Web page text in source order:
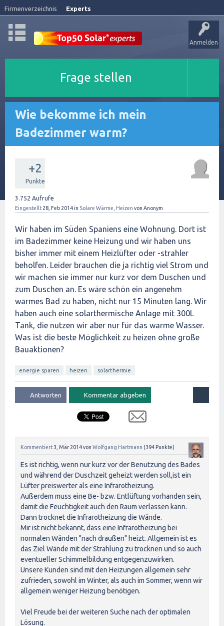
Firmenverzeichnis Experts
Anmelden
Frage stellen
Wie bekomme ich mein
Badezimmer warm?
+2
Punkte
3.752 Aufrufe
Eingestellt 28, Feb 2014in Solare Wärme, Heizen von Anonym
Wir haben im Süden Spaniens eine Wohnung. Dort ist
im Badezimmer keine Heizung und wir haben uns
bisher immer mit einem Heizlüfter oder -strahler
beholfen. Leider brauchen die ja richtig viel Strom und
wir machen sie immer nur kurz vor dem Duschen und
zum Duschen an. Es wäre schön ein angenehm
warmes Bad zu haben, nicht nur 15 Minuten lang. Wir
haben auch eine solarthermische Anlage mit 300L
Tank, die nutzen wir aber nur für das warme Wasser.
Was ist die beste Möglichkeit zu heizen ohne große
Bauaktionen?
energie sparen heizen solarthermie
Kommentiert 3, Mär 2014von Wolfgang Hartmann (394 Punkte)
Es ist richtig, wenn nur kurz vor der Benutzung des Bades
und während der Duschzeit geheizt werden soll,ist ein
Lüfter preiswerter als eine Infrarotheizung.
Außerdem muss eine Be- bzw. Entlüftung vorhanden sein,
damit die Feuchtigkeit auch den Raum verlassen kann.
Dann trocknet die Infrarotheizung die Wände.
Mir ist nicht bekannt, dass eine Infrarotheizung bei
normalen Wänden "nach draußen" heizt. Allgemein ist es
das Ziel Wände mit der Strahlung zu trocknen und so auch
eventueller Schimmelbildung entgegenzuwirken.
Unsere Kunden sind mit den Heizungen allgemein sehr
zufrieden, sowohl im Winter, als auch im Sommer, wenn wir
allgemein weniger Heizung benötigen.
Viel Freude bei der weiteren Suche nach der optimalen
Lösung.